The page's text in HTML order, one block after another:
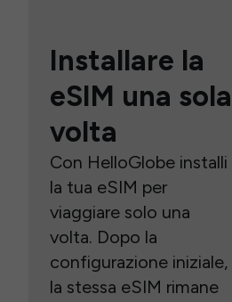
Installare la
eSIM una sola
volta
Con HelloGlobe installi
la tua eSIM per
viaggiare solo una
volta. Dopo la
configurazione iniziale,
la stessa eSIM rimane